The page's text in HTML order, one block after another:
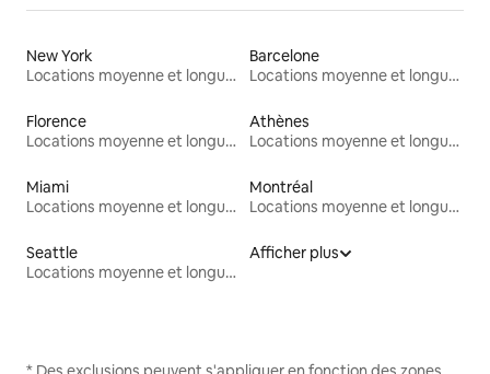
New York
Locations moyenne et longue durée
Barcelone
Locations moyenne et longue durée
Florence
Locations moyenne et longue durée
Athènes
Locations moyenne et longue durée
Miami
Locations moyenne et longue durée
Montréal
Locations moyenne et longue durée
Seattle
Locations moyenne et longue durée
Afficher plus